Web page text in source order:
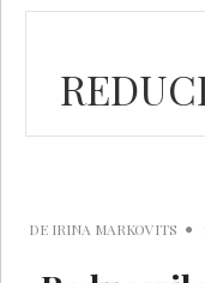
DE IRINA MARKOVITS